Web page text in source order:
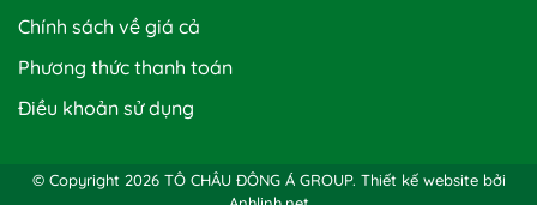
Chính sách về giá cả
Phương thức thanh toán
Điều khoản sử dụng
© Copyright 2026 TÔ CHÂU ĐÔNG Á GROUP. Thiết kế website bởi